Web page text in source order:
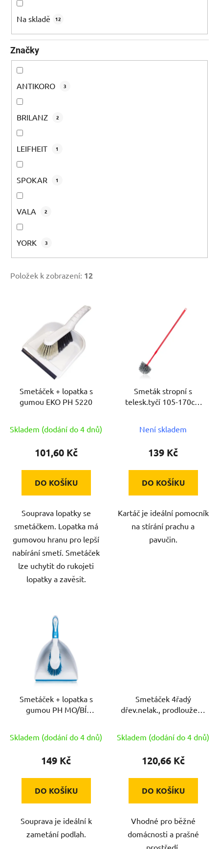
ů
Na skladě 12
Značky
ANTIKORO 3
BRILANZ 2
LEIFHEIT 1
SPOKAR 1
VALA 2
YORK 3
Položek k zobrazení: 12
k
Smetáček + lopatka s
gumou EKO PH 5220
Skladem (dodání do 4 dnů)
101,60 Kč
DO KOŠÍKU
Souprava lopatky se
smetáčkem. Lopatka má
gumovou hranu pro lepší
nabírání smetí. Smetáček
lze uchytit do rukojeti
lopatky a zavěsit.
Smeták stropní s
telesk.tyčí 105-170cm
Není skladem
139 Kč
DO KOŠÍKU
Kartáč je ideální pomocník
na stírání prachu a
pavučin.
Smetáček + lopatka s
gumou PH MO/BÍ
Skladem (dodání do 4 dnů)
149 Kč
DO KOŠÍKU
Souprava je ideální k
zametání podlah.
Smetáček 4řadý
dřev.nelak., prodloužená
Skladem (dodání do 4 dnů)
120,66 Kč
DO KOŠÍKU
Vhodné pro běžné
domácnosti a prašné